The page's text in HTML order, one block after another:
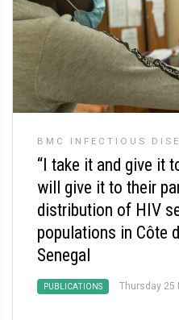
BMC INFECTIOUS
“I take it and give it
will give it to their
distribution of HIV
populations in Côte
Senegal
PUBLICATIONS Thursday 25